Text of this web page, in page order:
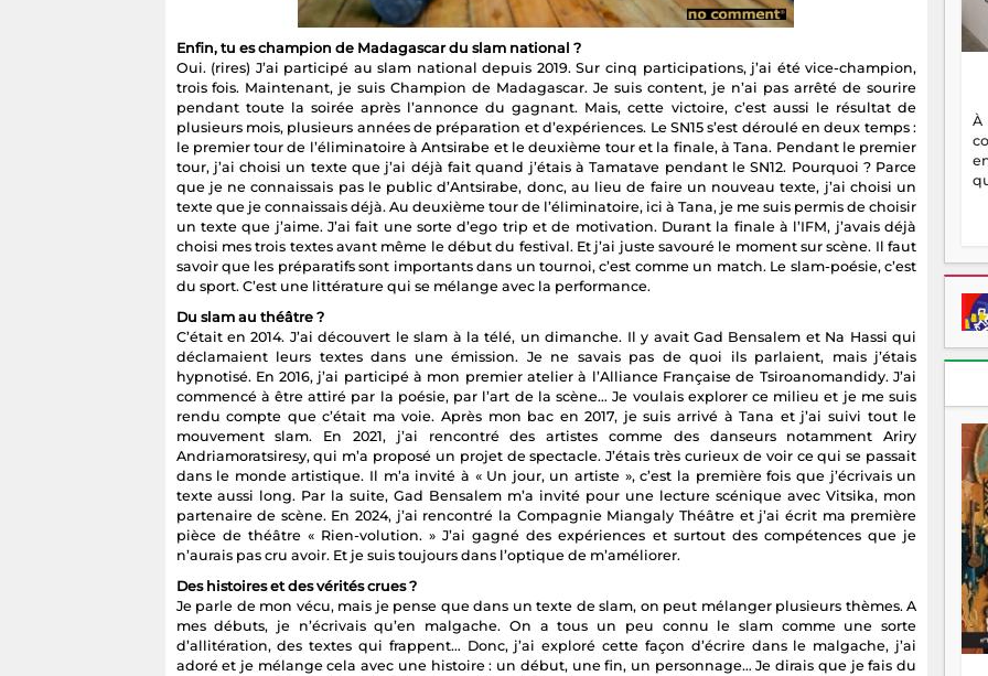
Enfin, tu es champion de Madagascar du slam national ?
Oui. (rires) J’ai participé au slam national depuis 2019. Sur cinq participations, j’ai été vice-champion,
trois fois. Maintenant, je suis Champion de Madagascar. Je suis content, je n’ai pas arrêté de sourire
pendant toute la soirée après l’annonce du gagnant. Mais, cette victoire, c’est aussi le résultat de
plusieurs mois, plusieurs années de préparation et d’expériences. Le SN15 s’est déroulé en deux temps :
le premier tour de l’éliminatoire à Antsirabe et le deuxième tour et la finale, à Tana. Pendant le premier
tour, j’ai choisi un texte que j’ai déjà fait quand j’étais à Tamatave pendant le SN12. Pourquoi ? Parce
que je ne connaissais pas le public d’Antsirabe, donc, au lieu de faire un nouveau texte, j’ai choisi un
texte que je connaissais déjà. Au deuxième tour de l’éliminatoire, ici à Tana, je me suis permis de choisir
un texte que j’aime. J’ai fait une sorte d’ego trip et de motivation. Durant la finale à l’IFM, j’avais déjà
choisi mes trois textes avant même le début du festival. Et j’ai juste savouré le moment sur scène. Il faut
savoir que les préparatifs sont importants dans un tournoi, c’est comme un match. Le slam-poésie, c’est
du sport. C’est une littérature qui se mélange avec la performance.
Du slam au théâtre ?
C’était en 2014. J’ai découvert le slam à la télé, un dimanche. Il y avait Gad Bensalem et Na Hassi qui
déclamaient leurs textes dans une émission. Je ne savais pas de quoi ils parlaient, mais j’étais
hypnotisé. En 2016, j’ai participé à mon premier atelier à l’Alliance Française de Tsiroanomandidy. J’ai
commencé à être attiré par la poésie, par l’art de la scène… Je voulais explorer ce milieu et je me suis
rendu compte que c’était ma voie. Après mon bac en 2017, je suis arrivé à Tana et j’ai suivi tout le
mouvement slam. En 2021, j’ai rencontré des artistes comme des danseurs notamment Ariry
Andriamoratsiresy, qui m’a proposé un projet de spectacle. J’étais très curieux de voir ce qui se passait
dans le monde artistique. Il m’a invité à « Un jour, un artiste », c’est la première fois que j’écrivais un
texte aussi long. Par la suite, Gad Bensalem m’a invité pour une lecture scénique avec Vitsika, mon
partenaire de scène. En 2024, j’ai rencontré la Compagnie Miangaly Théâtre et j’ai écrit ma première
pièce de théâtre « Rien-volution. » J’ai gagné des expériences et surtout des compétences que je
n’aurais pas cru avoir. Et je suis toujours dans l’optique de m’améliorer.
Des histoires et des vérités crues ?
Je parle de mon vécu, mais je pense que dans un texte de slam, on peut mélanger plusieurs thèmes. A
mes débuts, je n’écrivais qu’en malgache. On a tous un peu connu le slam comme une sorte
d’allitération, des textes qui frappent… Donc, j’ai exploré cette façon d’écrire dans le malgache, j’ai
adoré et je mélange cela avec une histoire : un début, une fin, un personnage… Je dirais que je fais du